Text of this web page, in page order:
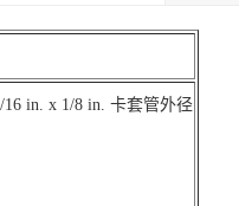
in. x 1/8 in. 卡套管外径